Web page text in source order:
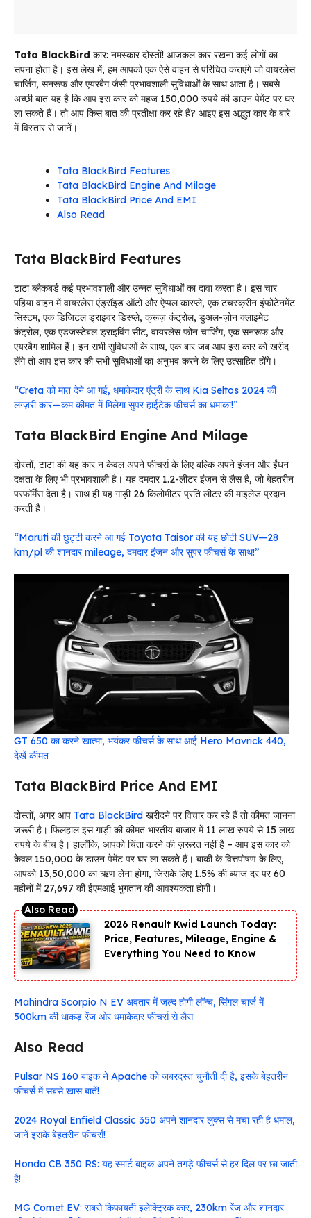
Tata BlackBird कार: नमस्कार दोस्तों! आजकल कार रखना कई लोगों का
सपना होता है। इस लेख में, हम आपको एक ऐसे वाहन से परिचित कराएंगे जो वायरलेस
चार्जिंग, सनरूफ और एयरबैग जैसी प्रभावशाली सुविधाओं के साथ आता है। सबसे
अच्छी बात यह है कि आप इस कार को महज 150,000 रुपये की डाउन पेमेंट पर घर
ला सकते हैं। तो आप किस बात की प्रतीक्षा कर रहे हैं? आइए इस अद्भुत कार के बारे
में विस्तार से जानें।
Tata BlackBird Features
Tata BlackBird Engine And Milage
Tata BlackBird Price And EMI
Also Read
Tata BlackBird Features
टाटा ब्लैकबर्ड कई प्रभावशाली और उन्नत सुविधाओं का दावा करता है। इस चार
पहिया वाहन में वायरलेस एंड्रॉइड ऑटो और ऐप्पल कारप्ले, एक टचस्क्रीन इंफोटेनमेंट
सिस्टम, एक डिजिटल ड्राइवर डिस्प्ले, क्रूज़ कंट्रोल, डुअल-ज़ोन क्लाइमेट
कंट्रोल, एक एडजस्टेबल ड्राइविंग सीट, वायरलेस फोन चार्जिंग, एक सनरूफ और
एयरबैग शामिल हैं। इन सभी सुविधाओं के साथ, एक बार जब आप इस कार को खरीद
लेंगे तो आप इस कार की सभी सुविधाओं का अनुभव करने के लिए उत्साहित होंगे।
“Creta को मात देने आ गई, धमाकेदार एंट्री के साथ Kia Seltos 2024 की
लग्ज़री कार—कम कीमत में मिलेगा सुपर हाईटेक फीचर्स का धमाका!”
Tata BlackBird Engine And Milage
दोस्तों, टाटा की यह कार न केवल अपने फीचर्स के लिए बल्कि अपने इंजन और ईंधन
दक्षता के लिए भी प्रभावशाली है। यह दमदार 1.2-लीटर इंजन से लैस है, जो बेहतरीन
परफॉर्मेंस देता है। साथ ही यह गाड़ी 26 किलोमीटर प्रति लीटर की माइलेज प्रदान
करती है।
“Maruti की छुट्टी करने आ गई Toyota Taisor की यह छोटी SUV—28
km/pl की शानदार mileage, दमदार इंजन और सुपर फीचर्स के साथ!”
GT 650 का करने खात्मा, भयंकर फीचर्स के साथ आई Hero Mavrick 440,
देखें कीमत
Tata BlackBird Price And EMI
दोस्तों, अगर आप Tata BlackBird खरीदने पर विचार कर रहे हैं तो कीमत जानना
जरूरी है। फिलहाल इस गाड़ी की कीमत भारतीय बाजार में 11 लाख रुपये से 15 लाख
रुपये के बीच है। हालाँकि, आपको चिंता करने की ज़रूरत नहीं है – आप इस कार को
केवल ₹150,000 के डाउन पेमेंट पर घर ला सकते हैं। बाकी के वित्तपोषण के लिए,
आपको ₹13,50,000 का ऋण लेना होगा, जिसके लिए 1.5% की ब्याज दर पर 60
महीनों में ₹27,697 की ईएमआई भुगतान की आवश्यकता होगी।
2026 Renault Kwid Launch Today:
Price, Features, Mileage, Engine &
Everything You Need to Know
Mahindra Scorpio N EV अवतार में जल्द होगी लॉन्च, सिंगल चार्ज में
500km की धाकड़ रेंज ओर धमाकेदार फीचर्स से लैस
Also Read
Pulsar NS 160 बाइक ने Apache को जबरदस्त चुनौती दी है, इसके बेहतरीन
फीचर्स में सबसे खास बातें!
2024 Royal Enfield Classic 350 अपने शानदार लुक्स से मचा रही है धमाल,
जानें इसके बेहतरीन फीचर्स!
Honda CB 350 RS: यह स्मार्ट बाइक अपने तगड़े फीचर्स से हर दिल पर छा जाती
है!
MG Comet EV: सबसे किफायती इलेक्ट्रिक कार, 230km रेंज और शानदार